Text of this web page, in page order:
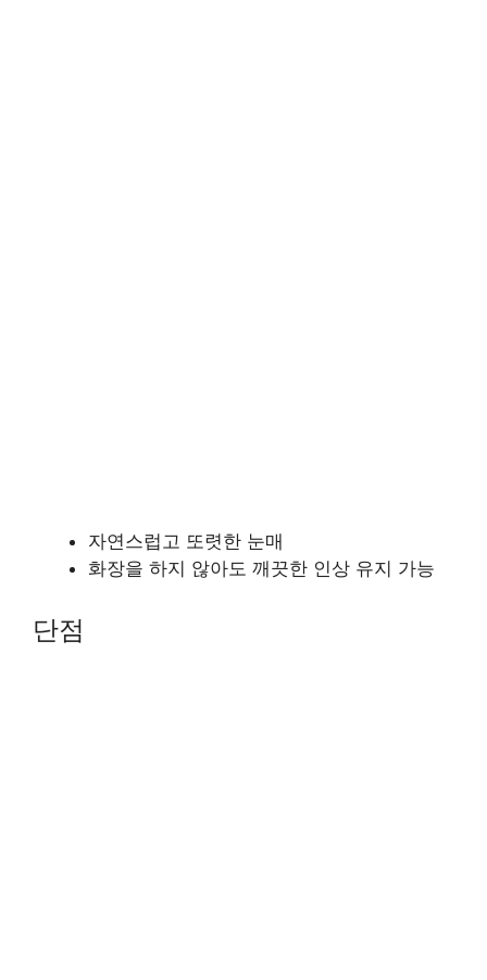
자연스럽고 또렷한 눈매
화장을 하지 않아도 깨끗한 인상 유지 가능
단점